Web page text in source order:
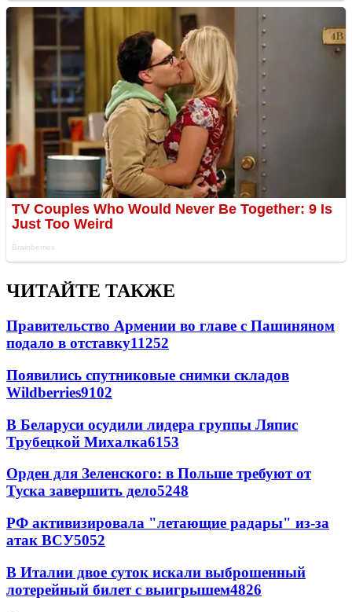
ЧИТАЙТЕ ТАКЖЕ
Правительство Армении во главе с Пашиняном
подало в отставку11252
Появились спутниковые снимки складов
Wildberries9102
В Беларуси осудили лидера группы Ляпис
Трубецкой Михалка6153
Орден для Зеленского: в Польше требуют от
Туска завершить дело5248
РФ активизировала "летающие радары" из-за
атак ВСУ5052
В Италии двое суток искали выброшенный
лотерейный билет с выигрышем4826